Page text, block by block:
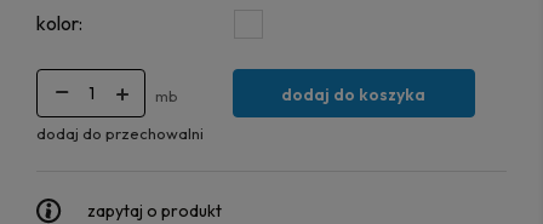
kolor:
mb dodaj do koszyka
dodaj do przechowalni
zapytaj o produkt